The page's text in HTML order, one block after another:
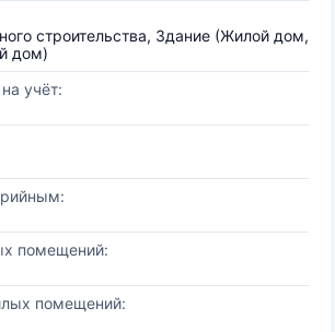
строительства, Здание (Жилой дом,
дом)
учёт:
помещений:
помещений: